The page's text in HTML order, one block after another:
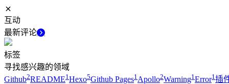
互动
最新评论
标签
寻找感兴趣的领域
Github2README1 Hexo5Github Pages1 Apollo2Warning1 Error1 插